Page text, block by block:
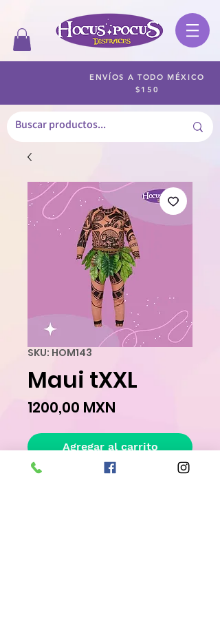
ENVÍOS A TODO MÉXICO
$150
SKU: HOM143
Maui tXXL
1200,00 MXN
Agregar al carrito